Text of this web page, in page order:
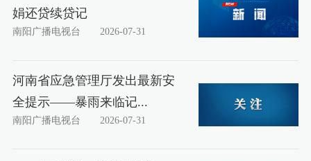
娟还贷续贷记
南阳广播电视台 2026-07-31
河南省应急管理厅发出最新安
全提示——暴雨来临记...
南阳广播电视台 2026-07-31